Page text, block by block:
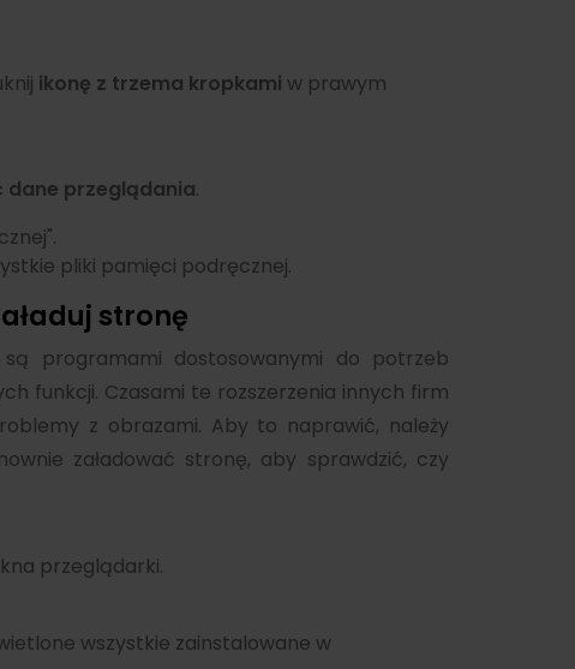
ikonę z trzema kropkami w prawym
dane przeglądania.
pliki pamięci podręcznej.
stronę
programami dostosowanymi do potrzeb
funkcji. Czasami te rozszerzenia innych firm
z obrazami. Aby to naprawić, należy
załadować stronę, aby sprawdzić, czy
przeglądarki.
wszystkie zainstalowane w